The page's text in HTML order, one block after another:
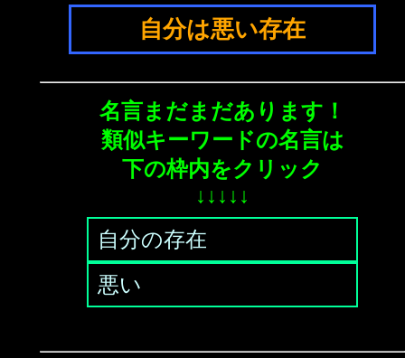
自分は悪い存在
名言まだまだあります！
類似キーワードの名言は
下の枠内をクリック
↓↓↓↓↓
自分の存在
悪い